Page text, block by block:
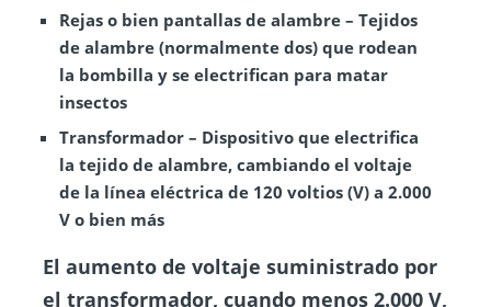
Rejas o bien pantallas de alambre– Tejidos
de alambre (normalmente dos) que rodean
la bombilla y se electrifican para matar
insectos
Transformador– Dispositivo que electrifica
la tejido de alambre, cambiando el voltaje
de la línea eléctrica de 120 voltios (V) a 2.000
V o bien más
El aumento de voltaje suministrado por
el transformador, cuando menos 2.000 V,